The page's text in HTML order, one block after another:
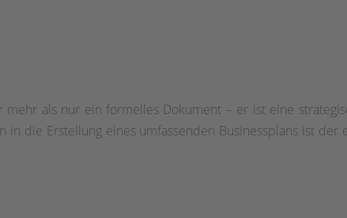
mehr als nur ein formelles Dokument – er ist eine
in die Erstellung eines umfassenden Businessplans ist